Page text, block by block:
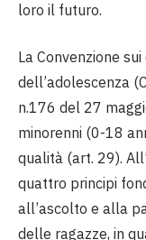
loro il futuro.
La Convenzione
dell’adolescenza
n.176 del 27
minorenni (0-18
qualità (art. 29).
quattro principi
all’ascolto e alla
delle ragazze, in